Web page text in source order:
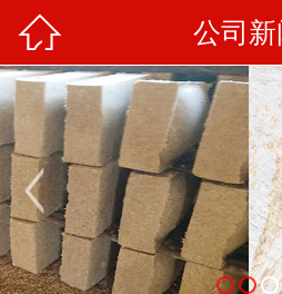
梁山县天香大
 公司新